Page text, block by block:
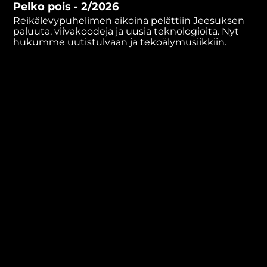
minutes,
55
seconds
Pelko pois - 2/2026
Reikälevypuhelimen aikoina pelättiin Jeesuksen
paluuta, viivakoodeja ja uusia teknologioita. Nyt
hukumme uutistulvaan ja tekoälymusiikkiin.